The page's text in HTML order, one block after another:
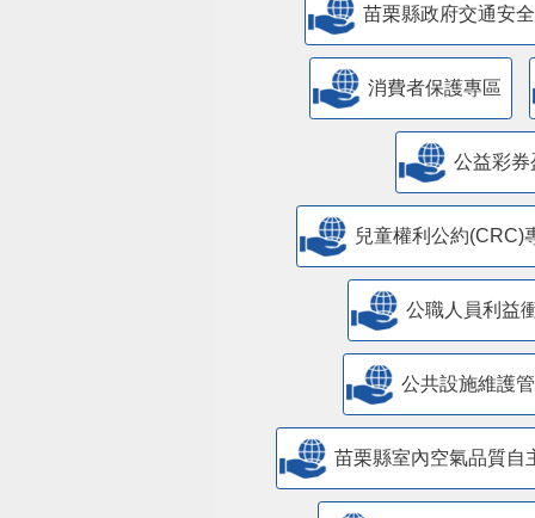
苗栗縣政府交通安
消費者保護專區
公益彩券
兒童權利公約(CRC)
公職人員利益
公共設施維護
苗栗縣室內空氣品質自